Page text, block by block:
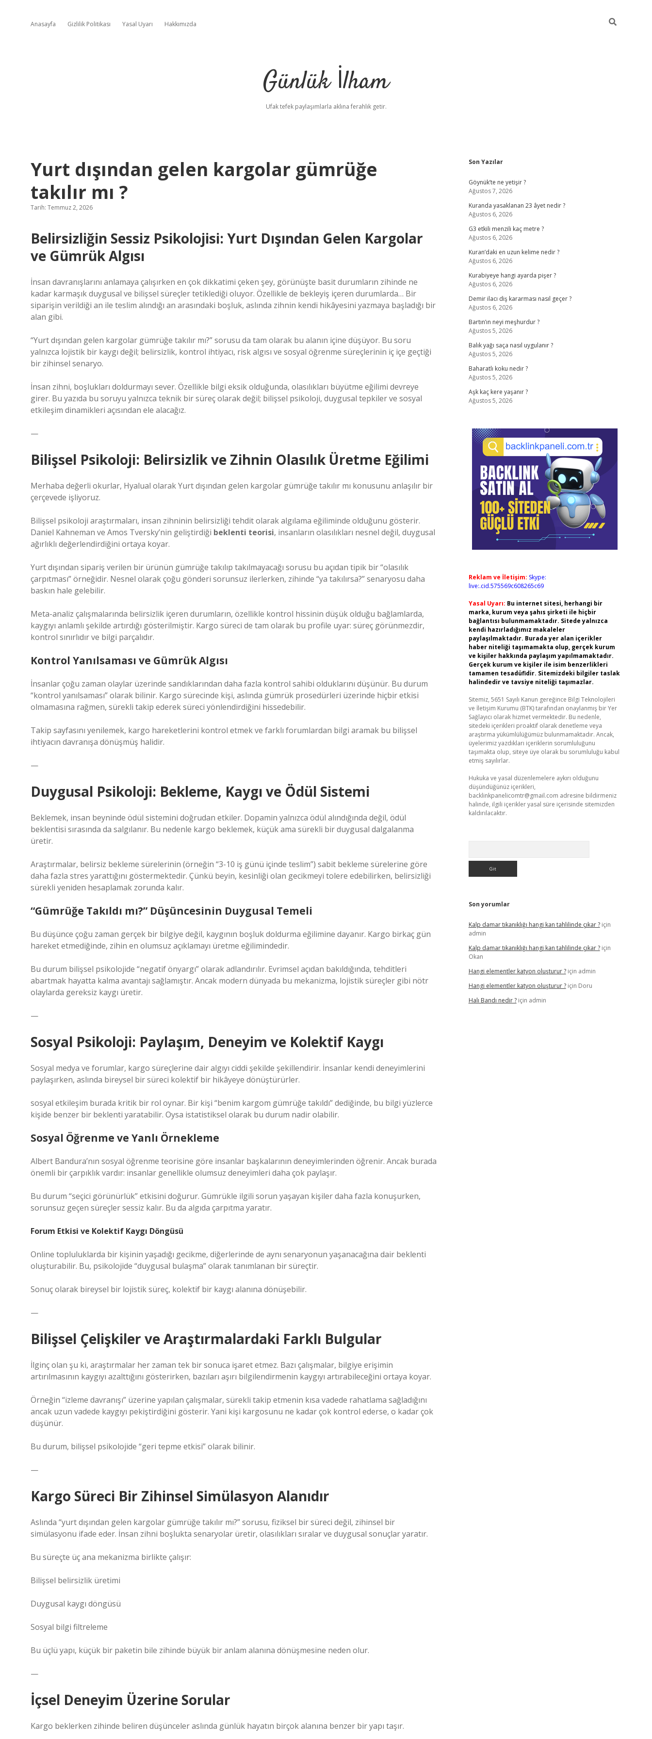
Anasayfa Gizlilik Politikası Yasal Uyarı Hakkımızda
Günlük İlham
Ufak tefek paylaşımlarla aklına ferahlık getir.
Yurt dışından gelen kargolar gümrüğe
takılır mı ?
Tarih: Temmuz 2, 2026
Belirsizliğin Sessiz Psikolojisi: Yurt Dışından Gelen Kargolar
ve Gümrük Algısı
İnsan davranışlarını anlamaya çalışırken en çok dikkatimi çeken şey, görünüşte basit durumların zihinde ne
kadar karmaşık duygusal ve bilişsel süreçler tetiklediği oluyor. Özellikle de bekleyiş içeren durumlarda… Bir
siparişin verildiği an ile teslim alındığı an arasındaki boşluk, aslında zihnin kendi hikâyesini yazmaya başladığı bir
alan gibi.
“Yurt dışından gelen kargolar gümrüğe takılır mı?” sorusu da tam olarak bu alanın içine düşüyor. Bu soru
yalnızca lojistik bir kaygı değil; belirsizlik, kontrol ihtiyacı, risk algısı ve sosyal öğrenme süreçlerinin iç içe geçtiği
bir zihinsel senaryo.
İnsan zihni, boşlukları doldurmayı sever. Özellikle bilgi eksik olduğunda, olasılıkları büyütme eğilimi devreye
girer. Bu yazıda bu soruyu yalnızca teknik bir süreç olarak değil; bilişsel psikoloji, duygusal tepkiler ve sosyal
etkileşim dinamikleri açısından ele alacağız.
—
Bilişsel Psikoloji: Belirsizlik ve Zihnin Olasılık Üretme Eğilimi
Merhaba değerli okurlar, Hyalual olarak Yurt dışından gelen kargolar gümrüğe takılır mı konusunu anlaşılır bir
çerçevede işliyoruz.
Bilişsel psikoloji araştırmaları, insan zihninin belirsizliği tehdit olarak algılama eğiliminde olduğunu gösterir.
Daniel Kahneman ve Amos Tversky’nin geliştirdiği beklenti teorisi, insanların olasılıkları nesnel değil, duygusal
ağırlıklı değerlendirdiğini ortaya koyar.
Yurt dışından sipariş verilen bir ürünün gümrüğe takılıp takılmayacağı sorusu bu açıdan tipik bir “olasılık
çarpıtması” örneğidir. Nesnel olarak çoğu gönderi sorunsuz ilerlerken, zihinde “ya takılırsa?” senaryosu daha
baskın hale gelebilir.
Meta-analiz çalışmalarında belirsizlik içeren durumların, özellikle kontrol hissinin düşük olduğu bağlamlarda,
kaygıyı anlamlı şekilde artırdığı gösterilmiştir. Kargo süreci de tam olarak bu profile uyar: süreç görünmezdir,
kontrol sınırlıdır ve bilgi parçalıdır.
Kontrol Yanılsaması ve Gümrük Algısı
İnsanlar çoğu zaman olaylar üzerinde sandıklarından daha fazla kontrol sahibi olduklarını düşünür. Bu durum
“kontrol yanılsaması” olarak bilinir. Kargo sürecinde kişi, aslında gümrük prosedürleri üzerinde hiçbir etkisi
olmamasına rağmen, sürekli takip ederek süreci yönlendirdiğini hissedebilir.
Takip sayfasını yenilemek, kargo hareketlerini kontrol etmek ve farklı forumlardan bilgi aramak bu bilişsel
ihtiyacın davranışa dönüşmüş halidir.
—
Duygusal Psikoloji: Bekleme, Kaygı ve Ödül Sistemi
Beklemek, insan beyninde ödül sistemini doğrudan etkiler. Dopamin yalnızca ödül alındığında değil, ödül
beklentisi sırasında da salgılanır. Bu nedenle kargo beklemek, küçük ama sürekli bir duygusal dalgalanma
üretir.
Araştırmalar, belirsiz bekleme sürelerinin (örneğin “3-10 iş günü içinde teslim”) sabit bekleme sürelerine göre
daha fazla stres yarattığını göstermektedir. Çünkü beyin, kesinliği olan gecikmeyi tolere edebilirken, belirsizliği
sürekli yeniden hesaplamak zorunda kalır.
“Gümrüğe Takıldı mı?” Düşüncesinin Duygusal Temeli
Bu düşünce çoğu zaman gerçek bir bilgiye değil, kaygının boşluk doldurma eğilimine dayanır. Kargo birkaç gün
hareket etmediğinde, zihin en olumsuz açıklamayı üretme eğilimindedir.
Bu durum bilişsel psikolojide “negatif önyargı” olarak adlandırılır. Evrimsel açıdan bakıldığında, tehditleri
abartmak hayatta kalma avantajı sağlamıştır. Ancak modern dünyada bu mekanizma, lojistik süreçler gibi nötr
olaylarda gereksiz kaygı üretir.
—
Sosyal Psikoloji: Paylaşım, Deneyim ve Kolektif Kaygı
Sosyal medya ve forumlar, kargo süreçlerine dair algıyı ciddi şekilde şekillendirir. İnsanlar kendi deneyimlerini
paylaşırken, aslında bireysel bir süreci kolektif bir hikâyeye dönüştürürler.
sosyal etkileşim burada kritik bir rol oynar. Bir kişi “benim kargom gümrüğe takıldı” dediğinde, bu bilgi yüzlerce
kişide benzer bir beklenti yaratabilir. Oysa istatistiksel olarak bu durum nadir olabilir.
Sosyal Öğrenme ve Yanlı Örnekleme
Albert Bandura’nın sosyal öğrenme teorisine göre insanlar başkalarının deneyimlerinden öğrenir. Ancak burada
önemli bir çarpıklık vardır: insanlar genellikle olumsuz deneyimleri daha çok paylaşır.
Bu durum “seçici görünürlük” etkisini doğurur. Gümrükle ilgili sorun yaşayan kişiler daha fazla konuşurken,
sorunsuz geçen süreçler sessiz kalır. Bu da algıda çarpıtma yaratır.
Forum Etkisi ve Kolektif Kaygı Döngüsü
Online topluluklarda bir kişinin yaşadığı gecikme, diğerlerinde de aynı senaryonun yaşanacağına dair beklenti
oluşturabilir. Bu, psikolojide “duygusal bulaşma” olarak tanımlanan bir süreçtir.
Sonuç olarak bireysel bir lojistik süreç, kolektif bir kaygı alanına dönüşebilir.
—
Bilişsel Çelişkiler ve Araştırmalardaki Farklı Bulgular
İlginç olan şu ki, araştırmalar her zaman tek bir sonuca işaret etmez. Bazı çalışmalar, bilgiye erişimin
artırılmasının kaygıyı azalttığını gösterirken, bazıları aşırı bilgilendirmenin kaygıyı artırabileceğini ortaya koyar.
Örneğin “izleme davranışı” üzerine yapılan çalışmalar, sürekli takip etmenin kısa vadede rahatlama sağladığını
ancak uzun vadede kaygıyı pekiştirdiğini gösterir. Yani kişi kargosunu ne kadar çok kontrol ederse, o kadar çok
düşünür.
Bu durum, bilişsel psikolojide “geri tepme etkisi” olarak bilinir.
—
Kargo Süreci Bir Zihinsel Simülasyon Alanıdır
Aslında “yurt dışından gelen kargolar gümrüğe takılır mı?” sorusu, fiziksel bir süreci değil, zihinsel bir
simülasyonu ifade eder. İnsan zihni boşlukta senaryolar üretir, olasılıkları sıralar ve duygusal sonuçlar yaratır.
Bu süreçte üç ana mekanizma birlikte çalışır:
Bilişsel belirsizlik üretimi
Duygusal kaygı döngüsü
Sosyal bilgi filtreleme
Bu üçlü yapı, küçük bir paketin bile zihinde büyük bir anlam alanına dönüşmesine neden olur.
—
İçsel Deneyim Üzerine Sorular
Kargo beklerken zihinde beliren düşünceler aslında günlük hayatın birçok alanına benzer bir yapı taşır.
Sidebar
Son Yazılar
Göynük’te ne yetişir ?
Ağustos 7, 2026
Kuranda yasaklanan 23 âyet nedir ?
Ağustos 6, 2026
G3 etkili menzili kaç metre ?
Ağustos 6, 2026
Kuran’daki en uzun kelime nedir ?
Ağustos 6, 2026
Kurabiyeye hangi ayarda pişer ?
Ağustos 6, 2026
Demir ilacı diş kararması nasıl geçer ?
Ağustos 6, 2026
Bartın’ın neyi meşhurdur ?
Ağustos 5, 2026
Balık yağı saça nasıl uygulanır ?
Ağustos 5, 2026
Baharatlı koku nedir ?
Ağustos 5, 2026
Aşk kaç kere yaşanır ?
Ağustos 5, 2026
Reklam ve İletişim: Skype:
live:.cid.575569c608265c69
Yasal Uyarı: Bu internet sitesi, herhangi bir
marka, kurum veya şahıs şirketi ile hiçbir
bağlantısı bulunmamaktadır. Sitede yalnızca
kendi hazırladığımız makaleler
paylaşılmaktadır. Burada yer alan içerikler
haber niteliği taşımamakta olup, gerçek kurum
ve kişiler hakkında paylaşım yapılmamaktadır.
Gerçek kurum ve kişiler ile isim benzerlikleri
tamamen tesadüfidir. Sitemizdeki bilgiler taslak
halindedir ve tavsiye niteliği taşımazlar.
Sitemiz, 5651 Sayılı Kanun gereğince Bilgi Teknolojileri
ve İletişim Kurumu (BTK) tarafından onaylanmış bir Yer
Sağlayıcı olarak hizmet vermektedir. Bu nedenle,
sitedeki içerikleri proaktif olarak denetleme veya
araştırma yükümlülüğümüz bulunmamaktadır. Ancak,
üyelerimiz yazdıkları içeriklerin sorumluluğunu
taşımakta olup, siteye üye olarak bu sorumluluğu kabul
etmiş sayılırlar.
Hukuka ve yasal düzenlemelere aykırı olduğunu
düşündüğünüz içerikleri,
backlinkpanelicomtr@gmail.com adresine bildirmeniz
halinde, ilgili içerikler yasal süre içerisinde sitemizden
kaldırılacaktır.
Son yorumlar
Kalp damar tıkanıklığı hangi kan tahlilinde çıkar ?için
admin
Kalp damar tıkanıklığı hangi kan tahlilinde çıkar ?için
Okan
Hangi elementler katyon oluşturur ?için admin
Hangi elementler katyon oluşturur ?için Doru
Halı Bandı nedir ?için admin